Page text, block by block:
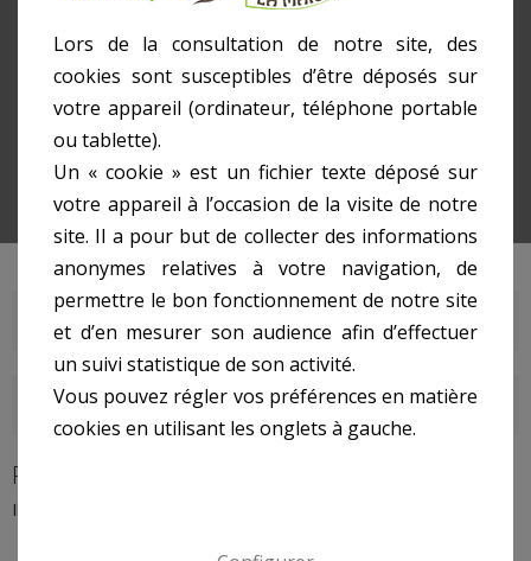
Chauffage Électrique
Radiateur Halogène, Infrarouge
RADIATEUR HALOGÈNE, INFRAROUGE
DERNIERS ARTICLES DU BLOG
RADIATEUR HALOGÈNE, INFRAROUGE
Il n'y a aucun produit dans cette catégorie.
Lors de la consultation de notre site, des
cookies sont susceptibles d’être déposés sur
votre appareil (ordinateur, téléphone portable
ou tablette).
Un « cookie » est un fichier texte déposé sur
votre appareil à l’occasion de la visite de notre
site. Il a pour but de collecter des informations
anonymes relatives à votre navigation, de
permettre le bon fonctionnement de notre site
et d’en mesurer son audience afin d’effectuer
un suivi statistique de son activité.
Vous pouvez régler vos préférences en matière
cookies en utilisant les onglets à gauche.